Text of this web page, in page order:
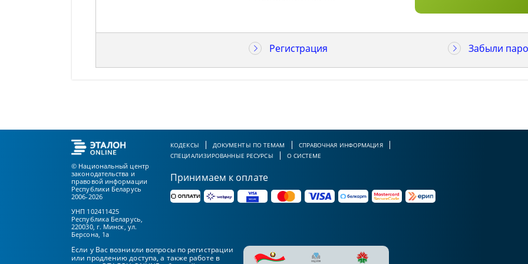
Регистрация Забыли
© Национальный центр
законодательства и
правовой информации
Республики Беларусь
2006-2026
УНП 102411425
Республика Беларусь,
220030, г. Минск, ул.
Берсона, 1а
КОДЕКСЫ ДОКУМЕНТЫ ПО ТЕМАМ
СПРАВОЧНАЯ ИНФОРМАЦИЯ
СПЕЦИАЛИЗИРОВАННЫЕ РЕСУРСЫ
О СИСТЕМЕ
Принимаем к оплате
Если у Вас возникли вопросы по регистрации
или продлению доступа, а также работе в